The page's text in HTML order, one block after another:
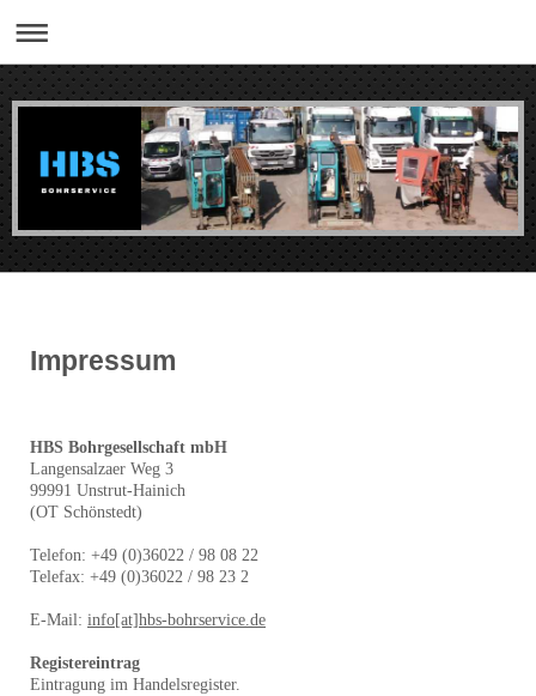
Impressum
HBS Bohrgesellschaft mbH
Langensalzaer Weg 3
99991 Unstrut-Hainich
(OT Schönstedt)
Telefon: +49 (0)36022 / 98 08 22
Telefax: +49 (0)36022 / 98 23 2
E-Mail: info[at]hbs-bohrservice.de
Registereintrag
Eintragung im Handelsregister.